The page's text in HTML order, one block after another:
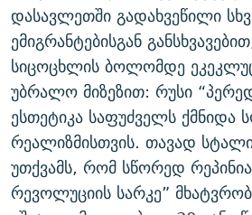
დასავლეთში გადახვეწილი
ემიგრანტებისგან
სიცოცხლის ბოლომდე
უბრალო მიზეზით: რუსი
ესთეტიკა საფუძველს ქმნიდა
რეალიზმისთვის. თავად
უთქვამს, რომ სწორედ
რევოლუციის სარკე”